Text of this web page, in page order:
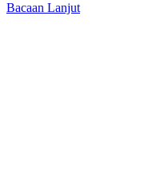
Bacaan Lanjut